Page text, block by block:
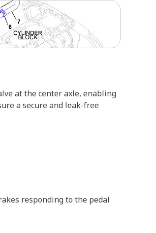
at the center axle, enabling
a secure and leak-free
responding to the pedal